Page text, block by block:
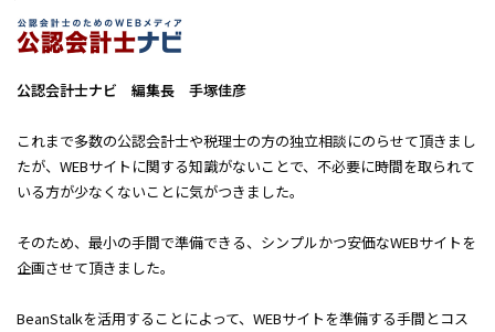
公認会計士ナビ 編集長 手塚佳彦
これまで多数の公認会計士や税理士の方の独立相談にのらせて頂きまし
たが、WEBサイトに関する知識がないことで、不必要に時間を取られて
いる方が少なくないことに気がつきました。
そのため、最小の手間で準備できる、シンプルかつ安価なWEBサイトを
企画させて頂きました。
BeanStalkを活用することによって、WEBサイトを準備する手間とコス